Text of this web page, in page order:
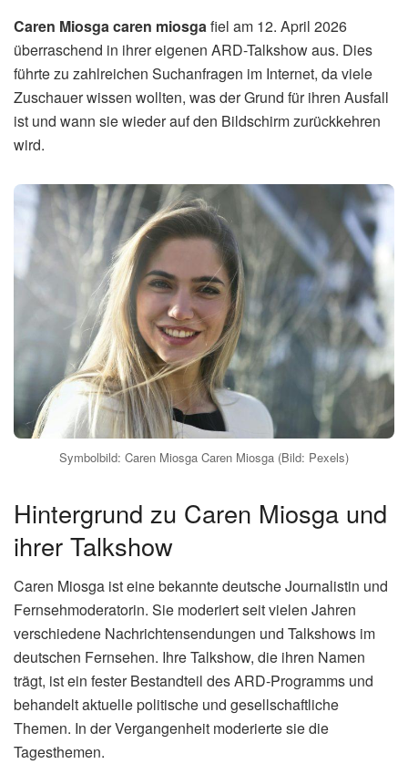
Caren Miosga caren miosgafiel am 12. April 2026
überraschend in ihrer eigenen ARD-Talkshow aus. Dies
führte zu zahlreichen Suchanfragen im Internet, da viele
Zuschauer wissen wollten, was der Grund für ihren Ausfall
ist und wann sie wieder auf den Bildschirm zurückkehren
wird.
Symbolbild: Caren Miosga Caren Miosga (Bild: Pexels)
Hintergrund zu Caren Miosga und
ihrer Talkshow
Caren Miosga ist eine bekannte deutsche Journalistin und
Fernsehmoderatorin. Sie moderiert seit vielen Jahren
verschiedene Nachrichtensendungen und Talkshows im
deutschen Fernsehen. Ihre Talkshow, die ihren Namen
trägt, ist ein fester Bestandteil des ARD-Programms und
behandelt aktuelle politische und gesellschaftliche
Themen. In der Vergangenheit moderierte sie die
Tagesthemen.